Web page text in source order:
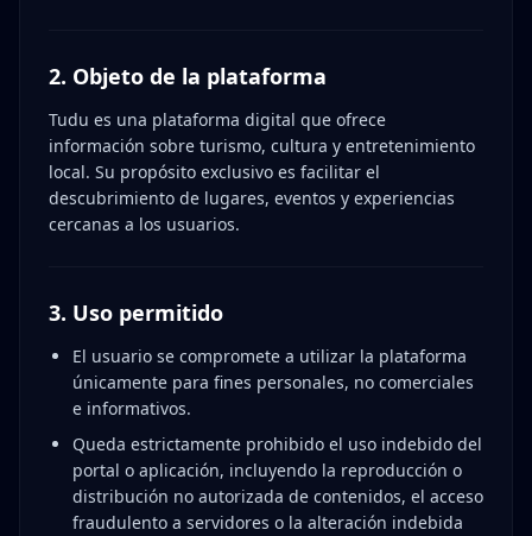
2. Objeto de la plataforma
Tudu es una plataforma digital que ofrece
información sobre turismo, cultura y entretenimiento
local. Su propósito exclusivo es facilitar el
descubrimiento de lugares, eventos y experiencias
cercanas a los usuarios.
3. Uso permitido
El usuario se compromete a utilizar la plataforma
únicamente para fines personales, no comerciales
e informativos.
Queda estrictamente prohibido el uso indebido del
portal o aplicación, incluyendo la reproducción o
distribución no autorizada de contenidos, el acceso
fraudulento a servidores o la alteración indebida